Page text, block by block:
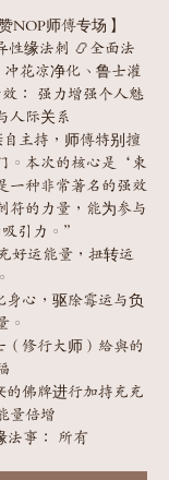
NOP师傅专场】
性缘法刺 📿全面法
花凉净化、鲁士灌
： 强力增强个人魅
人际关系
主持，师傅特别擅
。本次的核心是‘柬
一种非常著名的强效
符的力量，能为参与
引力。”
好运能量，扭转运
心，驱除霉运与负
。
修行大师）給與的
佛牌进行加持充充
量倍增
法事： 所有